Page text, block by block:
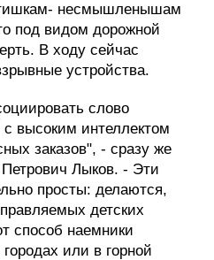
несмышленышам
под видом дорожной
В ходу сейчас
устройства.
слово
высоким интеллектом
заказов", - сразу же
Лыков. - Эти
просты: делаются,
детских
способ наемники
или в горной